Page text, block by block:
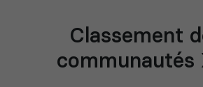
Classement
communautés